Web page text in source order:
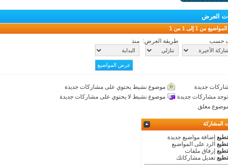
العرض
من 1 إلى 1 من 1
حسب طريقة العرض: منذ
جديدة
موضوع نشيط يحتوي على مشاركات جديدة
توجد مشاركات جديدة
موضوع نشيط لا يحتوي على مشاركات جديدة
مغلق
المشاركة
إضافة مواضيع جديدة
الرد على المواضيع
إرفاق ملفات
تعديل مشاركاتك